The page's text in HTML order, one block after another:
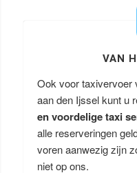
VAN
Ook voor taxivervoer
aan den Ijssel kunt u
en voordelige taxi
alle reserveringen
voren aanwezig zijn
niet op ons.